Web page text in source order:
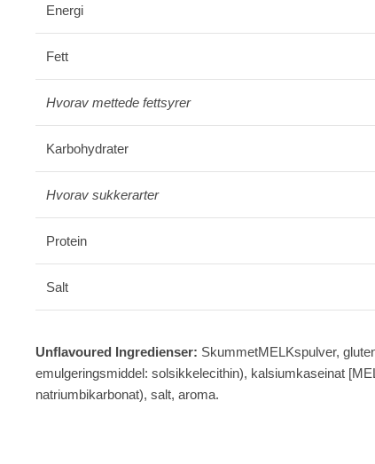
Energi
Fett
Hvorav mettede fettsyrer
Karbohydrater
Hvorav sukkerarter
Protein
Salt
Unflavoured Ingredienser: SkummetMELKspulver,
emulgeringsmiddel: solsikkelecithin), kalsiumkaseinat [
natriumbikarbonat), salt, aroma.